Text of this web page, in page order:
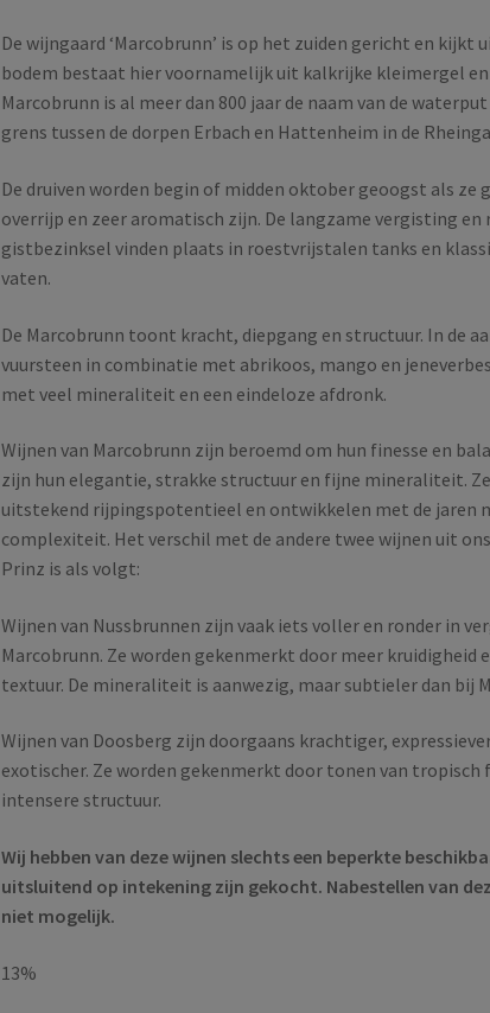
De wijngaard ‘Marcobrunn’ is op het zuiden gericht en kijkt
bodem bestaat hier voornamelijk uit kalkrijke kleimergel
Marcobrunn is al meer dan 800 jaar de naam van de
grens tussen de dorpen Erbach en Hattenheim in de
De druiven worden begin of midden oktober geoogst als ze
overrijp en zeer aromatisch zijn. De langzame vergisting
gistbezinksel vinden plaats in roestvrijstalen tanks en
vaten.
De Marcobrunn toont kracht, diepgang en structuur. In de
vuursteen in combinatie met abrikoos, mango en
met veel mineraliteit en een eindeloze afdronk.
Wijnen van Marcobrunn zijn beroemd om hun finesse en
zijn hun elegantie, strakke structuur en fijne mineraliteit.
uitstekend rijpingspotentieel en ontwikkelen met de jaren
complexiteit. Het verschil met de andere twee wijnen uit
Prinz is als volgt:
Wijnen van Nussbrunnen zijn vaak iets voller en ronder in
Marcobrunn. Ze worden gekenmerkt door meer kruidigheid
textuur. De mineraliteit is aanwezig, maar subtieler dan bij
Wijnen van Doosberg zijn doorgaans krachtiger,
exotischer. Ze worden gekenmerkt door tonen van tropisch
intensere structuur.
Wij hebben van deze wijnen slechts een beperkte
uitsluitend op intekening zijn gekocht. Nabestellen van
niet mogelijk.
13%